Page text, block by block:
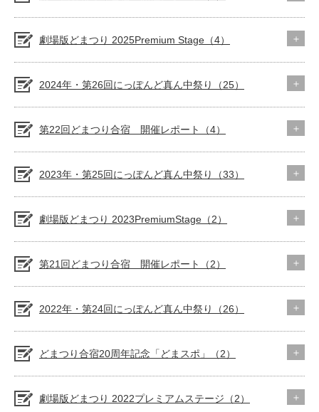
劇場版どまつり 2025Premium Stage（4）
2024年・第26回にっぽんど真ん中祭り（25）
第22回どまつり合宿 開催レポート（4）
2023年・第25回にっぽんど真ん中祭り（33）
劇場版どまつり 2023PremiumStage（2）
第21回どまつり合宿 開催レポート（2）
2022年・第24回にっぽんど真ん中祭り（26）
どまつり合宿20周年記念「どまスポ」（2）
劇場版どまつり 2022プレミアムステージ（2）